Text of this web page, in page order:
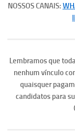
NOSSOS CANAIS:
Lembramos que
nenhum vínculo
quaisquer
candidatos para